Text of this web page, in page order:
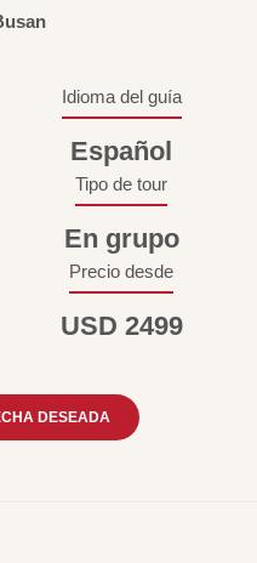
Idioma del guía
Español
Tipo de tour
En grupo
Precio desde
USD 2499
DESEADA